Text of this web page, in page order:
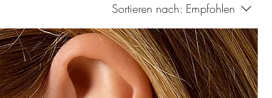
Sortieren nach: Empfohlen